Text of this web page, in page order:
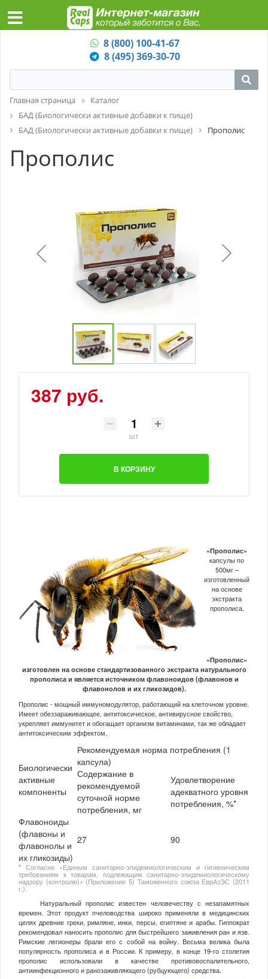
8 (800) 100-41-67
8 (495) 369-30-70
Главная страница
Каталог
БАД (Биологически активные добавки к пище)
БАД (Биологически активные добавки к пище)
Прополис
Прополис
387 руб.
шт
В КОРЗИНУ
«Прополис»
капсулы по
500мг –
изготовленный
на основе
экстракта
прополиса.
«Прополис»
изготовлен на основе стандартизованного экстракта натурального
прополиса и является источником флавоноидов (флавонов и
флавонолов и их гликозидов).
Прополис - мощный иммуномодулятор, работающий на клеточном уровне.
Имеет обеззараживающее, антитоксическое, антивирусное свойство,
укрепляет иммунитет и обогащает организм витаминами, так же обладает
антитоксическим эффектом.
Биологически
активные
компоненты
Рекомендуемая норма потребления (1
капсула)
Содержание в
рекомендуемой
суточной норме
потребления, мг
Удовлетворение
адекватного уровня
потребления, %*
Флавоноиды
(флавоны и
флавонолы и
их гликозиды)
27 90
* Согласно «Единым санитарно-эпидемиологическим и гигиеническим
требованиям к товарам, подлежащим санитарно-эпидемиологическому
надзору (контролю)» (Приложение 5) Таможенного союза ЕврАзЭС (2011
г.).
Натуральный прополис известен человечеству с незапамятных
времен. Этот продукт пчеловодства широко применяли в медицинских
целях древние греки, римляне, инки, персы, египтяне и арабы. Гиппократ
рекомендовал наносить прополис для быстрейшего заживления ран и язв.
Римские легионеры брали его с собой на войну. Весьма велика была
популярность прополиса и в России. К примеру, в конце 19-го столетия
прополис использовали в качестве противовоспалительного,
антиинфекционного и ранозаживляющего (рубцующего) средства.